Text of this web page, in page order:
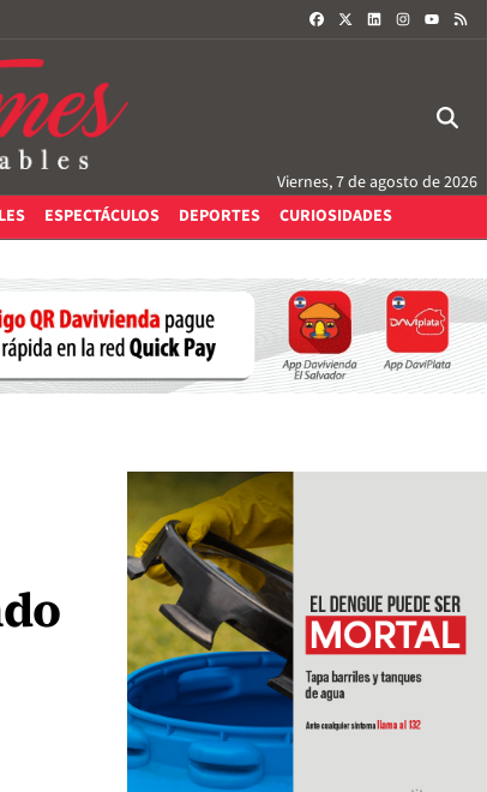
FACEBOOKLINKEDININSTAGRAM
Viernes, 7 de agosto de 2026
ESPECTÁCULOS DEPORTES CURIOSIDADES